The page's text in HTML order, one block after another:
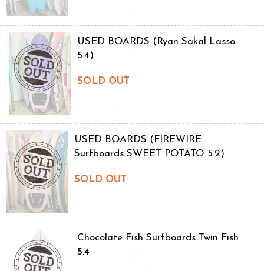
USED BOARDS (Ryan Sakal Lasso
5.4)
SOLD OUT
USED BOARDS (FIREWIRE
Surfboards SWEET POTATO 5.2)
SOLD OUT
Chocolate Fish Surfboards Twin Fish
5.4